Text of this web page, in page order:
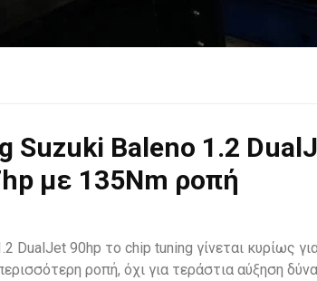
Suzuki Baleno 1.2
με 135Nm ροπή
DualJet 90hp το chip tuning γίνεται κυρίως
ροπή, όχι για τεράστια αύξηση